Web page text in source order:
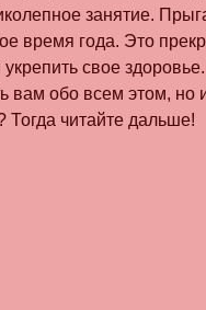
занятие.
время года. Это
свое
вам обо всем этом, но
Тогда читайте дальше!